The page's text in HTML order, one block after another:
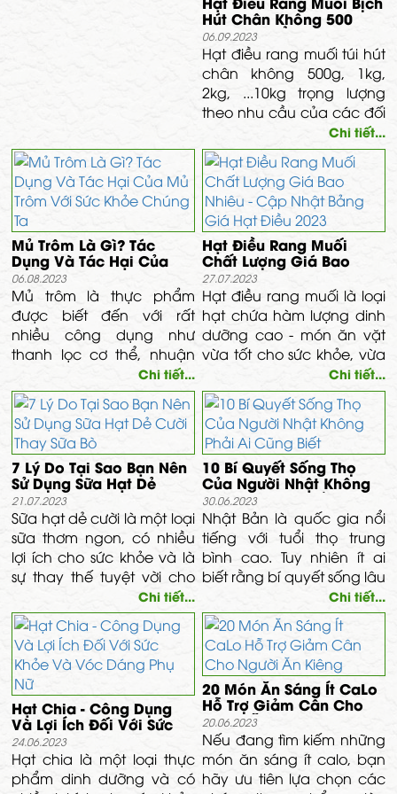
Hút Chân Không 500
Gam Mua Ở Đâu
06.09.2023
Hạt điều rang muối túi hút
chân không 500g, 1kg,
2kg, ...10kg trọng lượng
theo nhu cầu của các đối
tác, đến với công ty Vĩnh
Tâm quý khách sẽ được
hỗ trợ
Chi tiết...
Mủ Trôm Là Gì? Tác
Dụng Và Tác Hại Của
Mủ Trôm Với Sức Khỏe
Chúng Ta
06.08.2023
Mủ trôm là thực phẩm
được biết đến với rất
nhiều công dụng như
thanh lọc cơ thể, nhuận
tràng, điều hòa đường
huyết, giảm cân, ăn kiêng,
..v.v. Nước mủ trôm còn là
thức uống giải khát tuyệt
vời. Hãy cùng Thảo Dược
Vĩnh Tâm tìm hiểu kỹ hơn
về mủ trôm nhé!
Chi tiết...
Hạt Điều Rang Muối
Chất Lượng Giá Bao
Nhiêu - Cập Nhật Bảng
Giá Hạt Điều 2023
27.07.2023
Hạt điều rang muối là loại
hạt chứa hàm lượng dinh
dưỡng cao - món ăn vặt
vừa tốt cho sức khỏe, vừa
thơm giòn, béo bùi, ngon
miệng. Giá hạt điều phụ
thuộc vào phân loại size
hạt theo kg, hạt vỡ hay
hạt còn nguyên.
Chi tiết...
7 Lý Do Tại Sao Bạn Nên
Sử Dụng Sữa Hạt Dẻ
Cười Thay Sữa Bò
21.07.2023
Sữa hạt dẻ cười là một loại
sữa thơm ngon, có nhiều
lợi ích cho sức khỏe và là
sự thay thế tuyệt vời cho
sữa bò. Dưới đây là 7 lí do
tại sao bạn nên chọn sữa
hạt dẻ cười.
Chi tiết...
10 Bí Quyết Sống Thọ
Của Người Nhật Không
Phải Ai Cũng Biết
30.06.2023
Nhật Bản là quốc gia nổi
tiếng với tuổi thọ trung
bình cao. Tuy nhiên ít ai
biết rằng bí quyết sống lâu
của họ lại đến từ những
thói quen đơn giản hàng
ngày.
Chi tiết...
Hạt Chia - Công Dụng
Và Lợi Ích Đối Với Sức
Khỏe Và Vóc Dáng Phụ
Nữ
24.06.2023
Hạt chia là một loại thực
phẩm dinh dưỡng và có
20 Món Ăn Sáng Ít CaLo
Hỗ Trợ Giảm Cân Cho
Người Ăn Kiêng
20.06.2023
Nếu đang tìm kiếm những
món ăn sáng ít calo, bạn
hãy ưu tiên lựa chọn các